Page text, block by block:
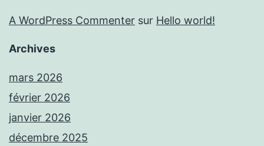
A WordPress Commenter sur Hello world!
Archives
mars 2026
février 2026
janvier 2026
décembre 2025